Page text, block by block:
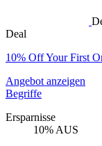
Deal
10% Off Your First
Angebot anzeigen
Begriffe
Ersparnisse
10% AUS